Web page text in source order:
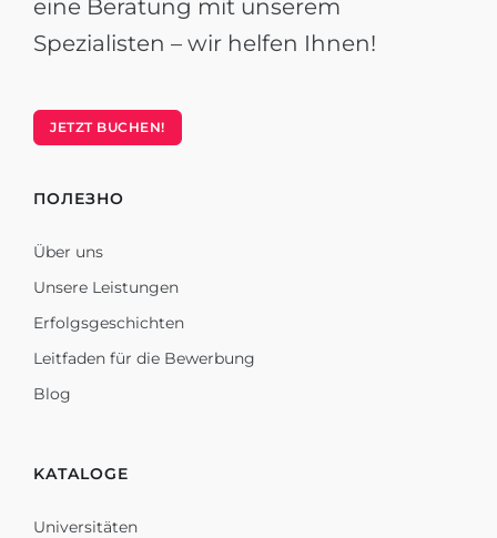
eine Beratung mit unserem
Spezialisten – wir helfen Ihnen!
JETZT BUCHEN!
ПОЛЕЗНО
Über uns
Unsere Leistungen
Erfolgsgeschichten
Leitfaden für die Bewerbung
Blog
KATALOGE
Universitäten